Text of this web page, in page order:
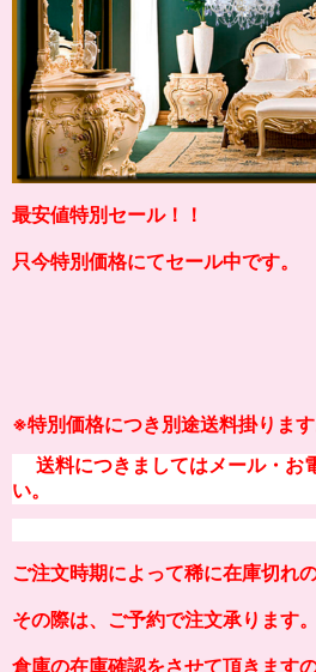
最安値特別セール！！
只今特別価格にてセール中です。
※特別価格につき別途送料掛り ます
送料につきましてはメール・お
い。
ご注文時期によって稀に在庫切れ
その際は、ご予約で注文承ります。
倉庫の在庫確認をさせて頂きます